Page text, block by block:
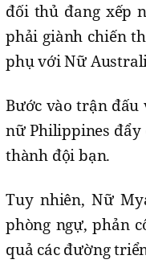
đối thủ đang xếp
phải giành chiến
phụ với Nữ
Bước vào trận đấu
nữ Philippines đẩy
thành đội bạn.
Tuy nhiên, Nữ
phòng ngự, phản
quả các đường